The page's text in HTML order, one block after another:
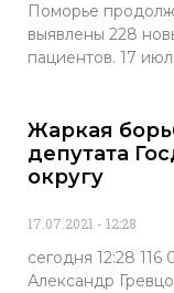
Поморье
выявлены 228
пациентов. 17
Жаркая
депутата
округу
17.07.2021 12:28
сегодня 12:28
Александр